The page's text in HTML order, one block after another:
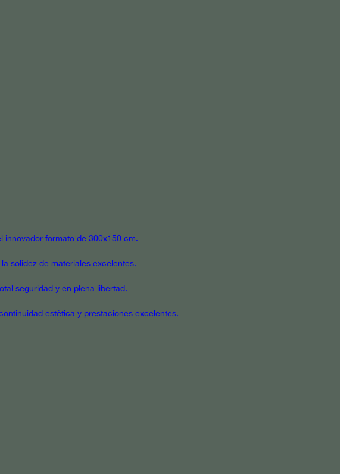
innovador formato de 300x150 cm.
solidez de materiales excelentes.
seguridad y en plena libertad.
estética y prestaciones excelentes.